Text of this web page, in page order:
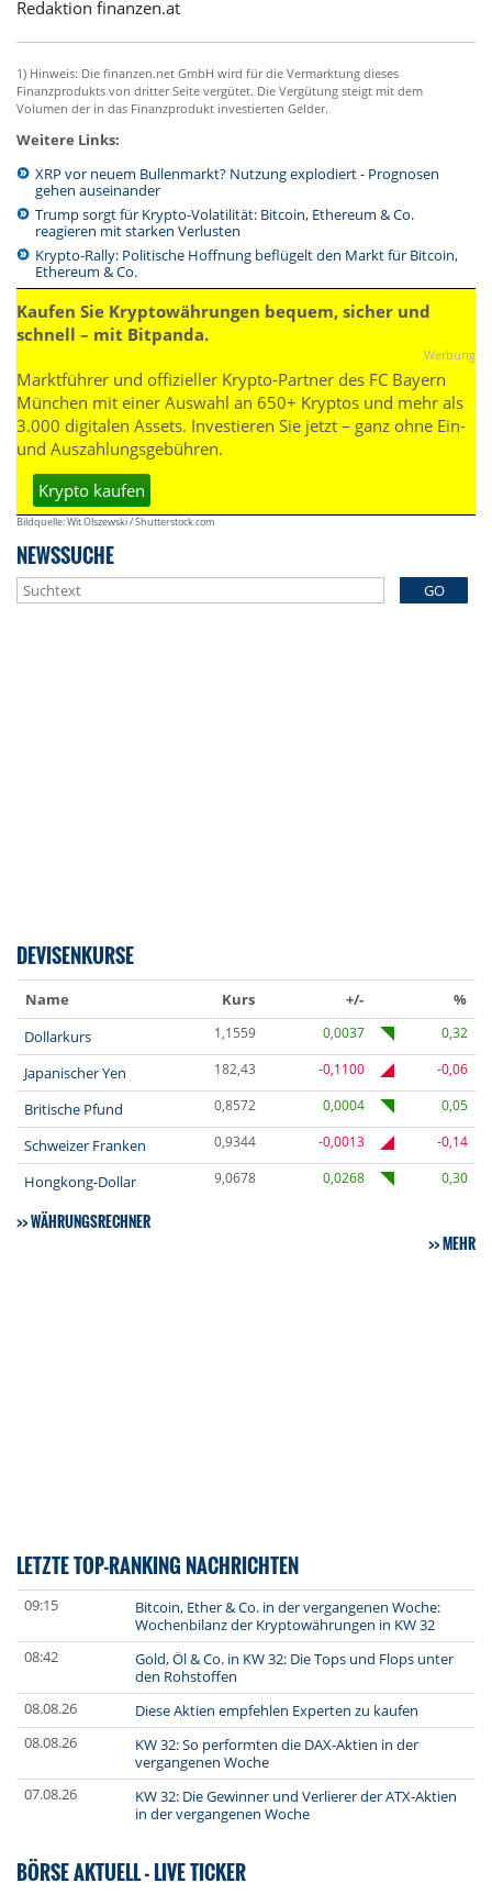
Redaktion finanzen.at
1) Hinweis: Die finanzen.net GmbH wird für die Vermarktung dieses
Finanzprodukts von dritter Seite vergütet. Die Vergütung steigt mit dem
Volumen der in das Finanzprodukt investierten Gelder.
Weitere Links:
XRP vor neuem Bullenmarkt? Nutzung explodiert - Prognosen
gehen auseinander
Trump sorgt für Krypto-Volatilität: Bitcoin, Ethereum & Co.
reagieren mit starken Verlusten
Krypto-Rally: Politische Hoffnung beflügelt den Markt für Bitcoin,
Ethereum & Co.
Kaufen Sie Kryptowährungen bequem, sicher und
schnell – mit Bitpanda.
Werbung
Marktführer und offizieller Krypto-Partner des FC Bayern
München mit einer Auswahl an 650+ Kryptos und mehr als
3.000 digitalen Assets. Investieren Sie jetzt – ganz ohne Ein-
und Auszahlungsgebühren.
Krypto kaufen
Bildquelle: Wit Olszewski / Shutterstock.com
NEWSSUCHE
GO
DEVISENKURSE
Name Kurs +/-
%
Dollarkurs
1,1559 0,0037 0,32
Japanischer Yen 182,43 -0,1100 -0,06
Britische Pfund 0,8572 0,0004 0,05
Schweizer Franken 0,9344 -0,0013 -0,14
Hongkong-Dollar 9,0678 0,0268 0,30
WÄHRUNGSRECHNER
MEHR
LETZTE TOP-RANKING NACHRICHTEN
09:15
Bitcoin, Ether & Co. in der vergangenen Woche:
Wochenbilanz der Kryptowährungen in KW 32
08:42
Gold, Öl & Co. in KW 32: Die Tops und Flops unter
den Rohstoffen
08.08.26
Diese Aktien empfehlen Experten zu kaufen
08.08.26
KW 32: So performten die DAX-Aktien in der
vergangenen Woche
07.08.26
KW 32: Die Gewinner und Verlierer der ATX-Aktien
in der vergangenen Woche
BÖRSE AKTUELL - LIVE TICKER